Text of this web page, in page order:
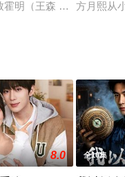
人人都在户口簿上，户
霍明（王森 饰）失忆成
方月熙从
8.0 全10集